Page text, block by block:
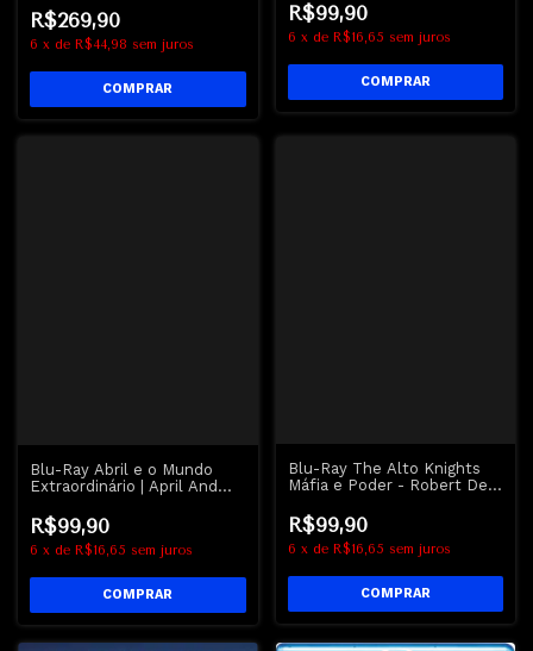
Timothée Chalamet
R$269,90
6 x de R$44,98 sem juros
R$99,90
6 x de R$16,65 sem juros
Blu-Ray Abril e o Mundo
Extraordinário | April And
R$99,90
6 x de R$16,65 sem juros
Blu-Ray The Alto Knights
Máfia e Poder - Robert De
R$99,90
6 x de R$16,65 sem juros